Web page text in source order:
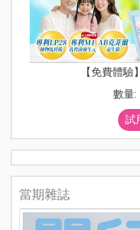
【免費體
數量:
試
當期雜誌